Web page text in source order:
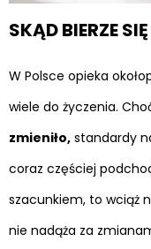
SKĄD BIERZE
W Polsce opieka
wiele do życzenia.
zmieniło, standardy
coraz częściej
szacunkiem, to wciąż
nie nadąża za